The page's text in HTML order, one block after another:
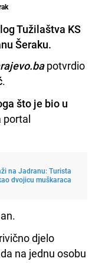
Tužilaštva KS
Šeraku.
potvrdio
.
što je bio u
portal
na Jadranu: Turista
dvojicu muškaraca
djelo
na jednu osobu